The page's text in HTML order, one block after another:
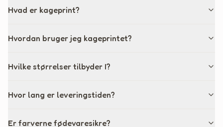
Hvad er kageprint?
Hvordan bruger jeg kageprintet?
Hvilke størrelser tilbyder I?
Hvor lang er leveringstiden?
Er farverne fødevaresikre?